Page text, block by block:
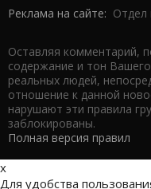
Реклама на сайте: Отдел
Оставляя комментарий,
содержание и тон
реальных людей,
отношение к данной
нарушают эти правила
заблокированы.
Полная версия правил
x
Для удобства